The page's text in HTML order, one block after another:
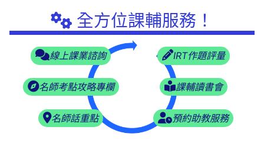
全方位課輔服務！
IRT作題評量
課輔讀書會
預約助教服務
線上課業諮詢
名師考點攻略專欄
名師話重點